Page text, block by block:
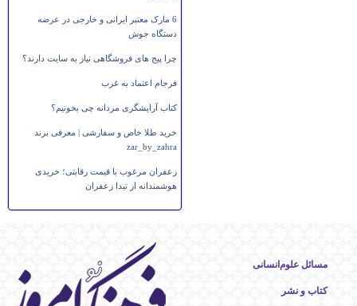
6 مارک معتبر ایرانی و خارجی در عرضه
دستگاه جوش
چرا پیج های فروشگاهی نیاز به سایت دارند؟
فرجام اعتماد به غرب
کتاب آرایشگری مردانه چی بخونیم؟
خرید طلا خاص و سفارشی | معرفی برند
zar_by_zahra
زعفران مرغوب با قیمت رقابتی؛ خریدی
هوشمندانه از تیدا زعفران
مسائل علوم‌انسانی
کتاب و نشر